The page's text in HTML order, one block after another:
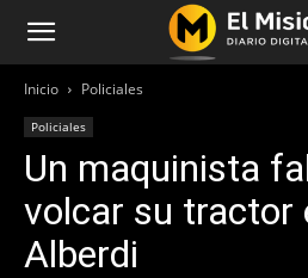
Inicio Policiales
Policiales
Un maquinista
volcar su tractor
Alberdi